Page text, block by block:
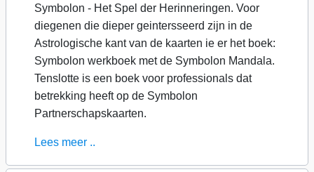
Symbolon - Het Spel der Herinneringen. Voor
diegenen die dieper geintersseerd zijn in de
Astrologische kant van de kaarten ie er het boek:
Symbolon werkboek met de Symbolon Mandala.
Tenslotte is een boek voor professionals dat
betrekking heeft op de Symbolon
Partnerschapskaarten.
Lees meer ..